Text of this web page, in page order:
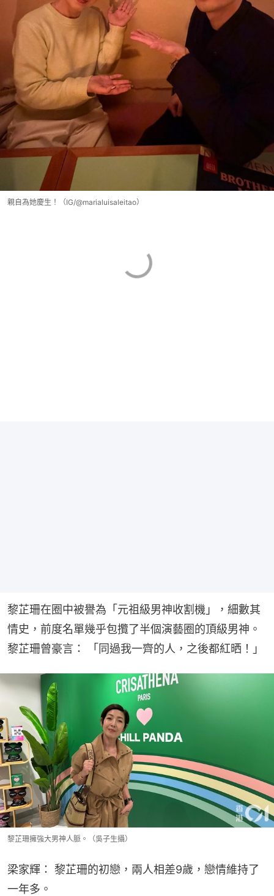
親自為她慶生！（IG/@marialuisaleitao）
黎芷珊在圈中被譽為「元祖級男神收割機」，細數其
情史，前度名單幾乎包攬了半個演藝圈的頂級男神。
黎芷珊曾豪言： 「同過我一齊的人，之後都紅晒！」
黎芷珊擁強大男神人脈。（吳子生攝）
梁家輝： 黎芷珊的初戀，兩人相差9歲，戀情維持了
一年多。